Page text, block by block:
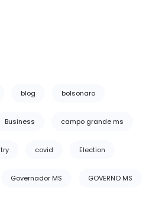
blog bolsonaro
Business campo grande ms
covid Election
Governador MS GOVERNO MS